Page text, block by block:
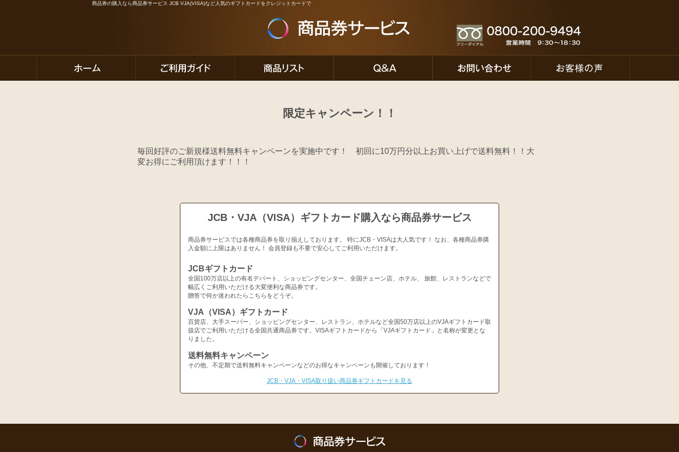
商品券の購入なら商品券サービス JCB VJA(VISA)など人気のギフトカードをクレジットカードで
限定キャンペーン！！
毎回好評のご新規様送料無料キャンペーンを実施中です！ 初回に10万円分以上お買い上げで送料無料！！大
変お得にご利用頂けます！！！
JCB・VJA（VISA）ギフトカード購入なら商品券サービス
商品券サービスでは各種商品券を取り揃えしております。 特にJCB・VISAは大人気です！ なお、各種商品券購
入金額に上限はありません！ 会員登録も不要で安心してご利用いただけます。
JCBギフトカード
全国100万店以上の有名デパート、ショッピングセンター、全国チェーン店、ホテル、 旅館、レストランなどで
幅広くご利用いただける大変便利な商品券です。
贈答で何か迷われたらこちらをどうぞ。
VJA（VISA）ギフトカード
百貨店、大手スーパー、ショッピングセンター、レストラン、ホテルなど全国50万店以上のVJAギフトカード取
扱店でご利用いただける全国共通商品券です。VISAギフトカードから「VJAギフトカード」と名称が変更とな
りました。
送料無料キャンペーン
その他、不定期で送料無料キャンペーンなどのお得なキャンペーンも開催しております！
JCB・VJA・VISA取り扱い商品券ギフトカードを見る